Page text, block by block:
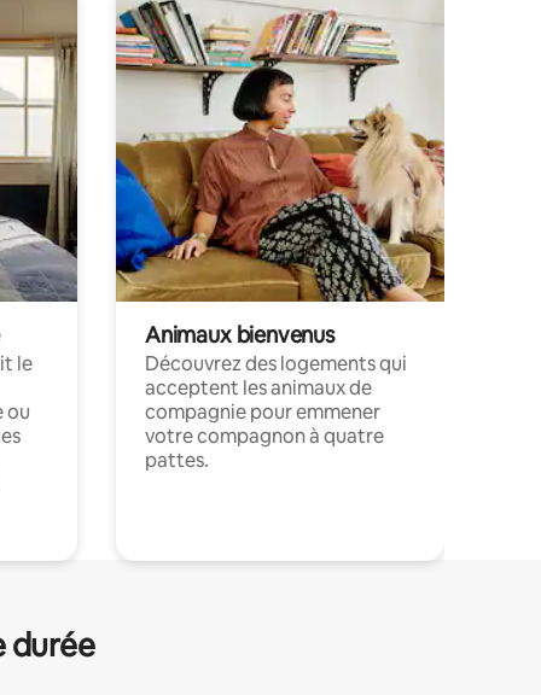
le
ou
Animaux bienvenus
Découvrez des logements qui
acceptent les animaux de
compagnie pour emmener
votre compagnon à quatre
pattes.
durée